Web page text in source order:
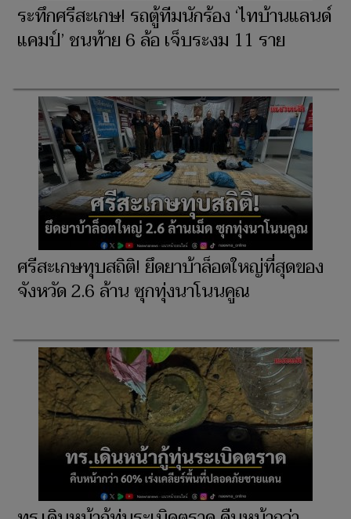
ระทึกศรีสะเกษ! รถตู้ทีมนักร้อง ‘ไทบ้านแลนด์
แคมป์’ ชนท้าย 6 ล้อ เจ็บระงม 11 ราย
ศรีสะเกษทุบสถิติ! ยึดยาบ้าล็อตใหญ่ที่สุดของ
จังหวัด 2.6 ล้าน ซุกทุ่งนาโนนคูณ